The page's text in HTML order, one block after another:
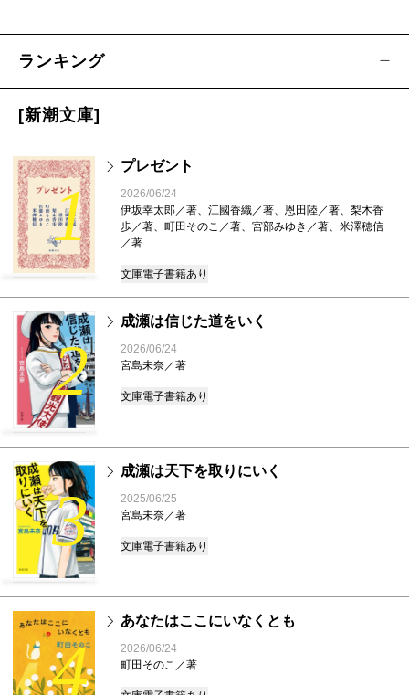
ランキング
[新潮文庫]
1
プレゼント
2026/06/24
伊坂幸太郎／著、江國香織／著、恩田陸／著、梨木香
歩／著、町田そのこ／著、宮部みゆき／著、米澤穂信
／著
文庫電子書籍あり
2
成瀬は信じた道をいく
2026/06/24
宮島未奈／著
文庫電子書籍あり
3
成瀬は天下を取りにいく
2025/06/25
宮島未奈／著
文庫電子書籍あり
4
あなたはここにいなくとも
2026/06/24
町田そのこ／著